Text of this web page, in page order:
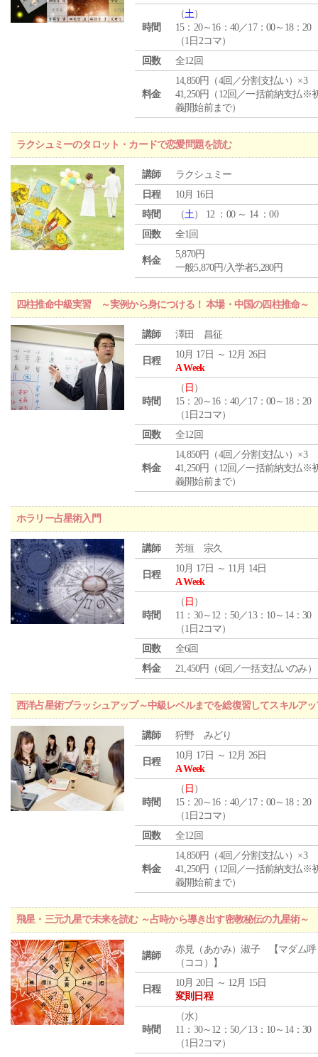
時間
（土）
15：20～16：40／17：00～18：20
（1日2コマ）
回数
全12回
料金
14,850円（4回／分割支払い）×3
41,250円（12回／一括前納支払※
義開始前まで）
ラクシュミーのタロット・カードで恋愛問題を読む
講師
ラクシュミー
日程
10月 16日
時間
（土） 12 ：00 ～ 14 ：00
回数
全1回
料金
5,870円
一般5,870円/入学者5,280円
四柱推命中級実習 ～実例から身につける！ 本場・中国の四柱推命～
講師 澤田 昌征
日程
10月 17日 ～ 12月 26日
A Week
時間
（ 日 ）
15：20～16：40／17：00～18：20
（1日2コマ）
回数
全12回
料金
14,850円（4回／分割支払い）×3
41,250円（12回／一括前納支払※
義開始前まで）
ホラリー占星術入門
講師 芳垣 宗久
日程
10月 17日 ～ 11月 14日
A Week
時間
（ 日 ）
11：30～12：50／13：10～14：30
（1日2コマ）
回数
全6回
料金
21,450円（6回／一括支払いのみ）
西洋占星術ブラッシュアップ～中級レベルまでを総復習してスキルア
講師 狩野 みどり
日程
10月 17日 ～ 12月 26日
A Week
時間
（ 日 ）
15：20～16：40／17：00～18：20
（1日2コマ）
回数
全12回
料金
14,850円（4回／分割支払い）×3
41,250円（12回／一括前納支払※
義開始前まで）
飛星・三元九星で未来を読む ～占時から導き出す密教秘伝の九星術～
講師
赤見（あかみ）淑子 【マダム呼
（ココ）】
日程
10月 20日 ～ 12月 15日
変則日程
時間
（水）
11：30～12：50／13：10～14：30
（1日2コマ）